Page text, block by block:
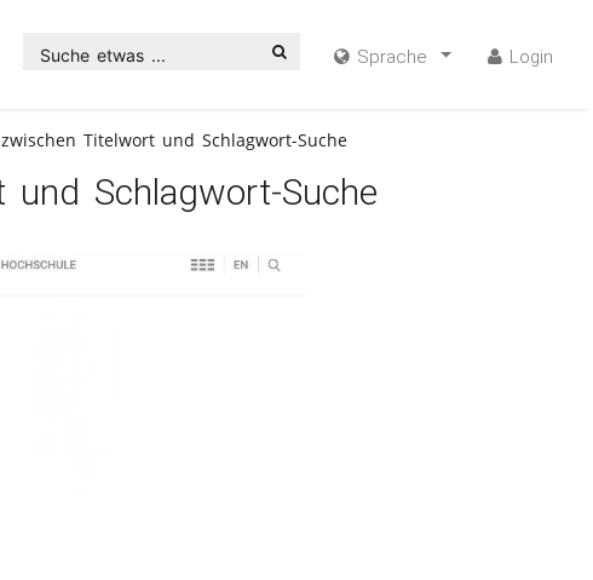
Suche etwas ... Sprache Login
Titelwort und Schlagwort-Suche
Schlagwort-Suche